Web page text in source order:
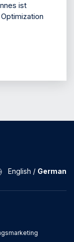
ist
English / German